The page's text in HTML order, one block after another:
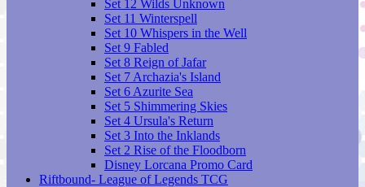
Set 12 Wilds Unknown
Set 11 Winterspell
Set 10 Whispers in the Well
Set 9 Fabled
Set 8 Reign of Jafar
Set 7 Archazia's Island
Set 6 Azurite Sea
Set 5 Shimmering Skies
Set 4 Ursula's Return
Set 3 Into the Inklands
Set 2 Rise of the Floodborn
Disney Lorcana Promo Card
Riftbound- League of Legends TCG